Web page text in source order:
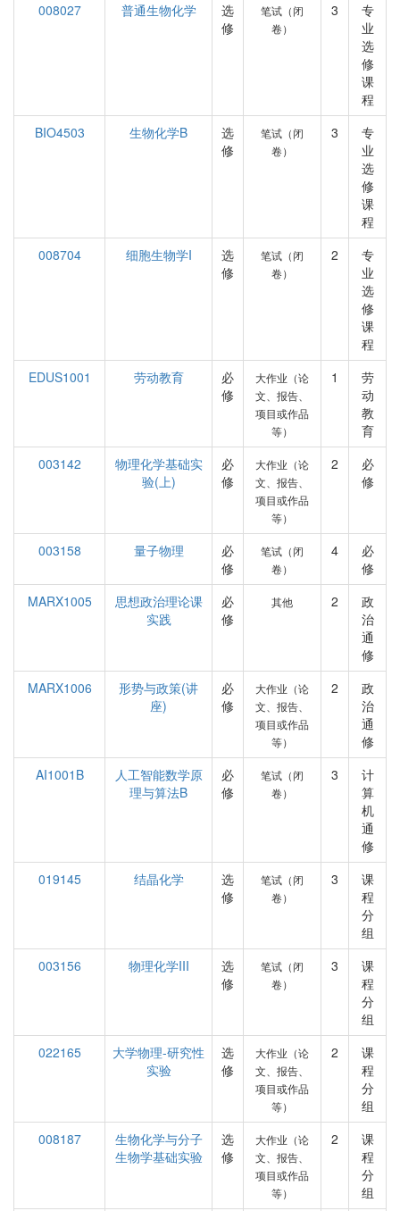
008027
普通生物化学
选
修
笔试（闭
卷）
3
专
业
选
修
课
程
BIO4503
生物化学B
选
修
笔试（闭
卷）
3
专
业
选
修
课
程
008704
细胞生物学I
选
修
笔试（闭
卷）
2
专
业
选
修
课
程
EDUS1001
劳动教育
必
修
大作业（论
文、报告、
项目或作品
等）
1
劳
动
教
育
003142
物理化学基础实
验(上)
必
修
大作业（论
文、报告、
项目或作品
等）
2
必
修
003158 量子物理
必
修
笔试（闭
卷）
4
必
修
MARX1005
思想政治理论课
实践
必
修
其他 2
政
治
通
修
MARX1006
形势与政策(讲
座)
必
修
大作业（论
文、报告、
项目或作品
等）
2
政
治
通
修
AI1001B
人工智能数学原
理与算法B
必
修
笔试（闭
卷）
3
计
算
机
通
修
019145
结晶化学
选
修
笔试（闭
卷）
3
课
程
分
组
003156
物理化学III
选
修
笔试（闭
卷）
3
课
程
分
组
022165
大学物理-研究性
实验
选
修
大作业（论
文、报告、
项目或作品
等）
2
课
程
分
组
008187
生物化学与分子
生物学基础实验
选
修
大作业（论
文、报告、
项目或作品
等）
2
课
程
分
组